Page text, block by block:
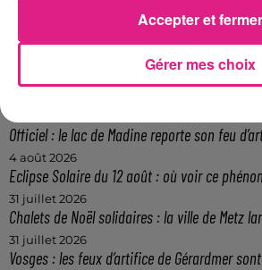
Metz : une distribution de lunette gratuite
Casting de Woof : l'Euro-Métropole de Metz
Officiel : Gauthier Hein quitte le FC Metz pour
4 août 2026
Officiel : le lac de Madine reporte son feu
4 août 2026
Eclipse Solaire du 12 août : où voir ce
31 juillet 2026
Chalets de Noël solidaires : la ville de Metz
31 juillet 2026
Vosges : les feux d’artifice de Gérardmer
Gérer mes choix
Accepter et fermer